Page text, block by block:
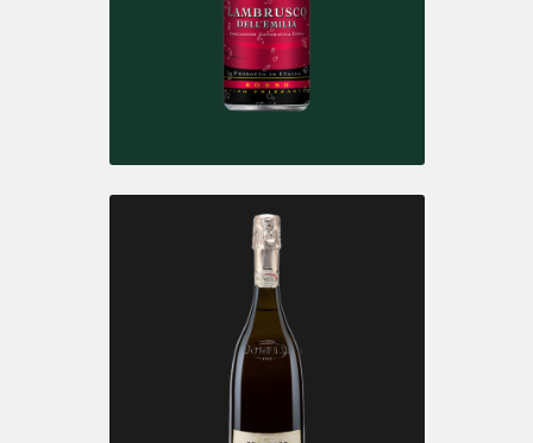
FRAGOLINO
Rosso
LATTINA
Rosso I.G.T.